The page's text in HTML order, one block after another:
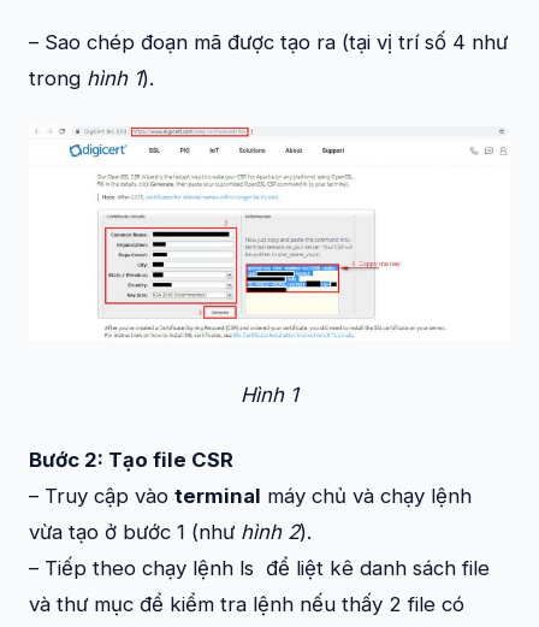
– Sao chép đoạn mã được tạo ra (tại vị trí số 4 như
trong hình 1).
Hình 1
Bước 2: Tạo file CSR
– Truy cập vào terminal máy chủ và chạy lệnh
vừa tạo ở bước 1 (như hình 2).
– Tiếp theo chạy lệnh ls để liệt kê danh sách file
và thư mục để kiểm tra lệnh nếu thấy 2 file có